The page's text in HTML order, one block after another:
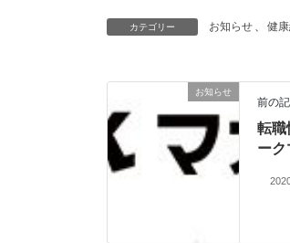
カテゴリー お知らせ 健
お知らせ
前の
転職
ーク